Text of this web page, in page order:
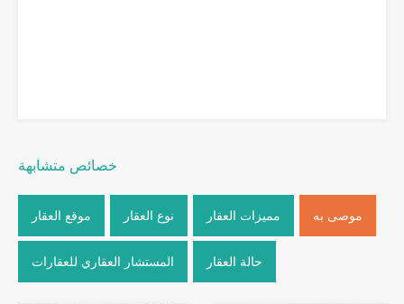
خصائص متشابهة
موصى به مميزات العقار نوع العقار موقع العقار
حالة العقار المستشار العقاري للعقارات